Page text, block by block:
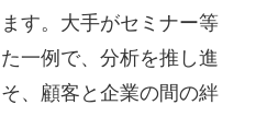
す。大手がセミナー等
一例で、分析を推し進
、顧客と企業の間の絆